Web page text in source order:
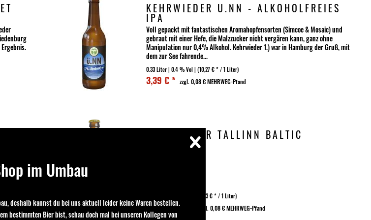
KEHRWIEDER Ü.NN - ALKOHOLFREIES
IPA
Voll gepackt mit fantastischen Aromahopfensorten (Simcoe & Mosaic) und
gebraut mit einer Hefe, die Malzzucker nicht vergären kann, ganz ohne
Manipulation nur 0,4% Alkohol. Kehrwieder 1.) war in Hamburg der Gruß, mit
dem zur See fahrende...
0.33 Liter| 0.4 % Vol | (10,27 € * / 1 Liter)
3,39 € * zzgl. 0,08 € MEHRWEG-Pfand
KEHRWIEDER TALLINN BALTIC
(6,03 € * / 1 Liter)
1,99 € * 2,79 € * zzgl. 0,08 € MEHRWEG-Pfand
im Umbau
deshalb kannst du bei uns aktuell leider keine Waren bestellen.
bestimmten Bier bist, schau doch mal bei unseren Kollegen von